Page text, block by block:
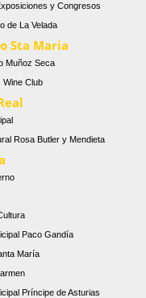
y Congresos
de La Velada
Sta Maria
Muñoz Seca
Wine Club
Rosa Butler y Mendieta
Paco Gandía
María
Príncipe de Asturias